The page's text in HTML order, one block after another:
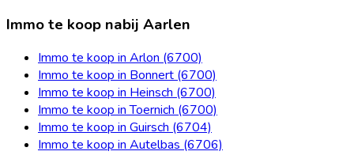
Immo te koop nabij Aarlen
Immo te koop in Arlon (6700)
Immo te koop in Bonnert (6700)
Immo te koop in Heinsch (6700)
Immo te koop in Toernich (6700)
Immo te koop in Guirsch (6704)
Immo te koop in Autelbas (6706)